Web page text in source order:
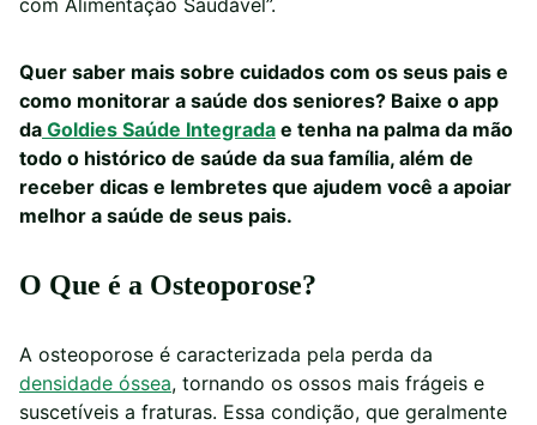
Quer saber mais sobre cuidados com os seus pais e
como monitorar a saúde dos seniores? Baixe o app
da Goldies Saúde Integrada e tenha na palma da mão
todo o histórico de saúde da sua família, além de
receber dicas e lembretes que ajudem você a apoiar
melhor a saúde de seus pais.
O Que é a Osteoporose?
A osteoporose é caracterizada pela perda da
densidade óssea, tornando os ossos mais frágeis e
suscetíveis a fraturas. Essa condição, que geralmente